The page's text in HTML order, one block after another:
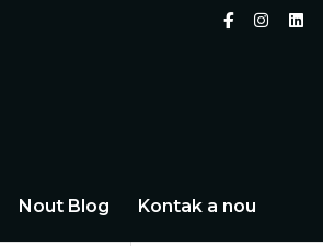
Nout Blog Kontak a nou